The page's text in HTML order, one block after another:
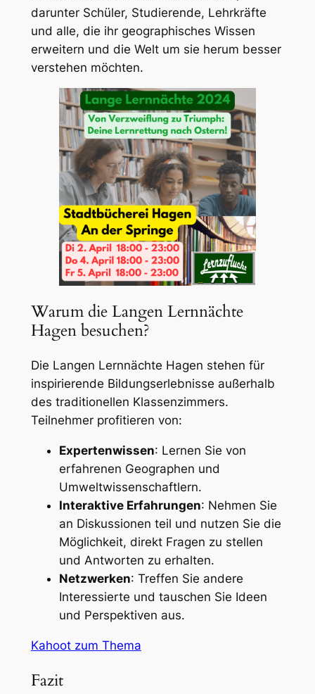
darunter Schüler, Studierende, Lehrkräfte
und alle, die ihr geographisches Wissen
erweitern und die Welt um sie herum besser
verstehen möchten.
Warum die Langen Lernnächte
Hagen besuchen?
Die Langen Lernnächte Hagen stehen für
inspirierende Bildungserlebnisse außerhalb
des traditionellen Klassenzimmers.
Teilnehmer profitieren von:
Expertenwissen: Lernen Sie von
erfahrenen Geographen und
Umweltwissenschaftlern.
Interaktive Erfahrungen: Nehmen Sie
an Diskussionen teil und nutzen Sie die
Möglichkeit, direkt Fragen zu stellen
und Antworten zu erhalten.
Netzwerken: Treffen Sie andere
Interessierte und tauschen Sie Ideen
und Perspektiven aus.
Kahoot zum Thema
Fazit